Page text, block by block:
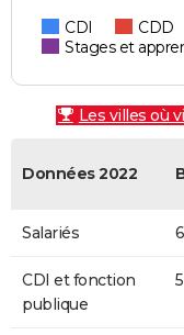
CDI CDD
Stages et
Les villes où
Données 2022
Salariés
CDI et fonction
publique